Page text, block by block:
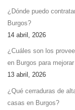
¿Dónde puedo
Burgos?
14 abril, 2026
¿Cuáles son los
en Burgos para
13 abril, 2026
¿Qué cerraduras de
casas en Burgos?